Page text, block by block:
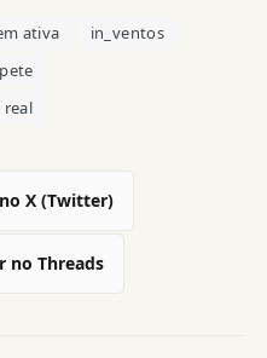
ativa
in_ventos
real
X (Twitter)
no Threads